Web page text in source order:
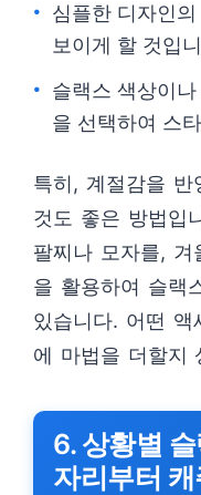
심플한 디자인
보이게 할 것입
슬랙스 색상이
을 선택하여 스
특히, 계절감을 반
것도 좋은 방법입
팔찌나 모자를, 겨
을 활용하여 슬랙
있습니다. 어떤 액
에 마법을 더할지
6. 상황별
자리부터